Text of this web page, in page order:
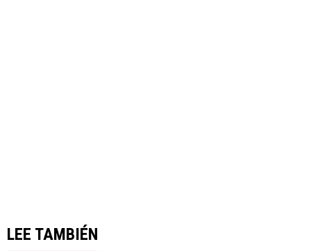
LEE TAMBIÉN